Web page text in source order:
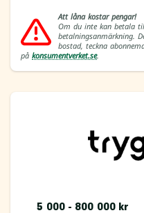
Att låna kostar pengar!
Om du inte kan betala
betalningsanmärkning.
bostad, teckna
på konsumentverket.se.
5 000 - 800 000 kr